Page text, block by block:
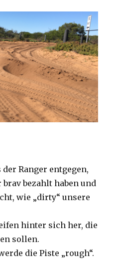
Ranger entgegen,
bezahlt haben und
wie „dirty“ unsere
hinter sich her, die
sollen.
die Piste „rough“.